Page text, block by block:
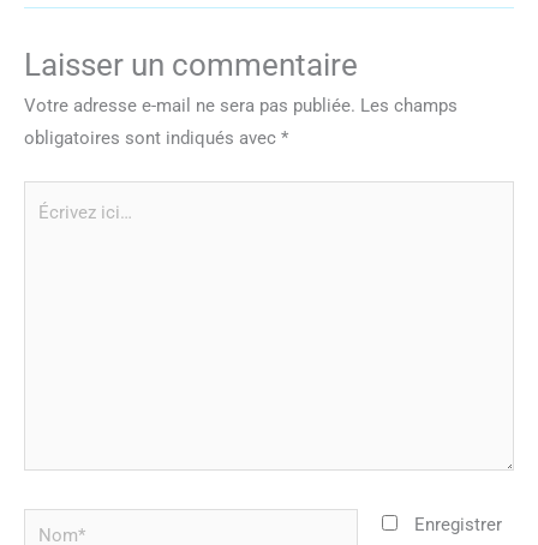
Laisser un commentaire
Votre adresse e-mail ne sera pas publiée. Les champs
obligatoires sont indiqués avec *
Nom*
Enregistrer